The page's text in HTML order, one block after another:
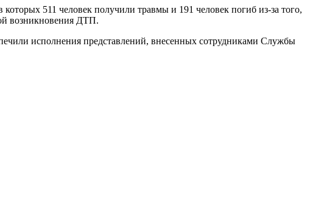
511 человек получили травмы и 191 человек погиб из-за того,
возникновения ДТП.
исполнения представлений, внесенных сотрудниками Службы